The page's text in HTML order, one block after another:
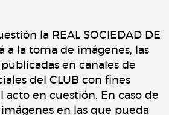
la REAL SOCIEDAD DE
a la toma de imágenes, las
en canales de
del CLUB con fines
acto en cuestión. En caso de
en las que pueda